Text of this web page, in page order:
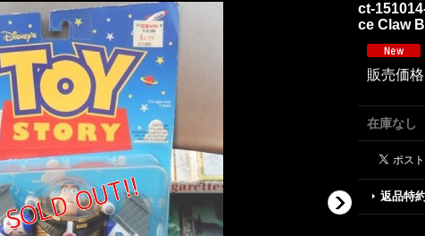
ct-
ce Claw
販売価格
在庫なし
返品特